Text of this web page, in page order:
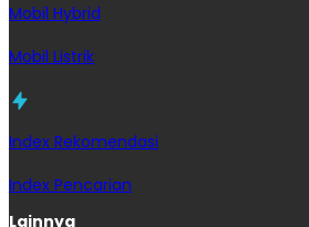
Mobil Hybrid
Mobil Listrik
Index Rekomendasi
Index Pencarian
Lainnya